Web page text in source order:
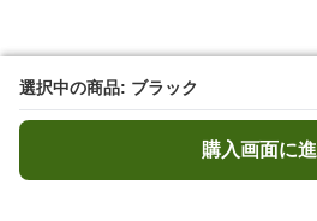
選択中の商品: ブラック
購入画面に
選択中の商品: ブラック
購入画面に